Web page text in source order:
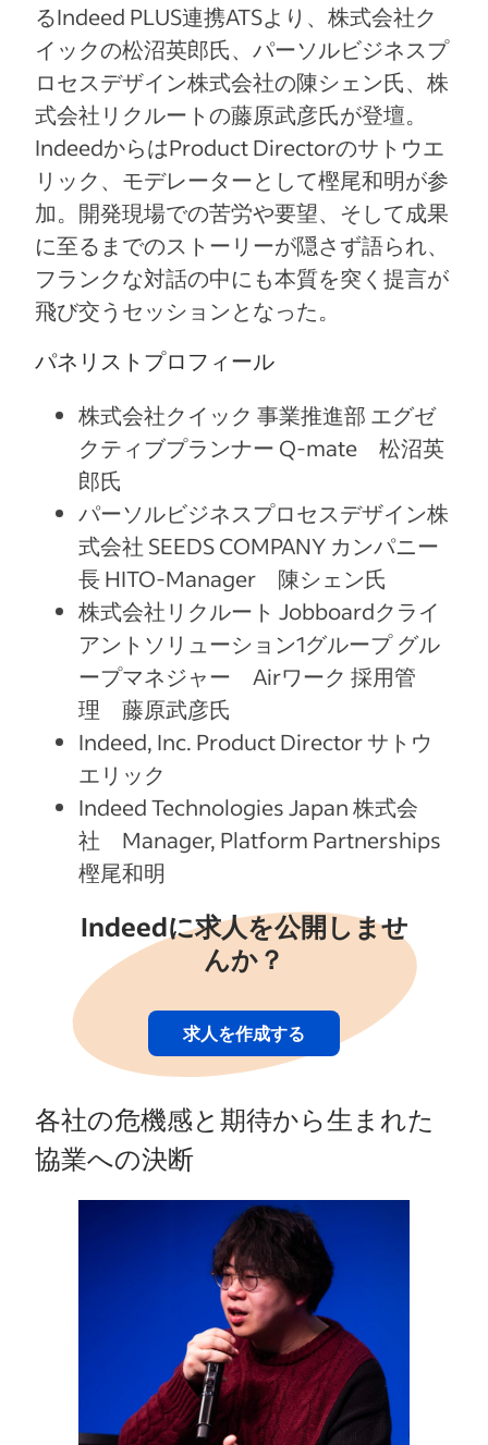
るIndeed PLUS連携ATSより、株式会社ク
イックの松沼英郎氏、パーソルビジネスプ
ロセスデザイン株式会社の陳シェン氏、株
式会社リクルートの藤原武彦氏が登壇。
IndeedからはProduct Directorのサトウエ
リック、モデレーターとして樫尾和明が参
加。開発現場での苦労や要望、そして成果
に至るまでのストーリーが隠さず語られ、
フランクな対話の中にも本質を突く提言が
飛び交うセッションとなった。
パネリストプロフィール
株式会社クイック 事業推進部 エグゼ
クティブプランナー Q-mate 松沼英
郎氏
パーソルビジネスプロセスデザイン株
式会社 SEEDS COMPANY カンパニー
長 HITO-Manager 陳シェン氏
株式会社リクルート Jobboardクライ
アントソリューション1グループ グル
ープマネジャー Airワーク 採用管
理 藤原武彦氏
Indeed, Inc. Product Director サトウ
エリック
Indeed Technologies Japan 株式会
社 Manager, Platform Partnerships
樫尾和明
Indeedに求人を公開しませ
んか？
求人を作成する
各社の危機感と期待から生まれた
協業への決断